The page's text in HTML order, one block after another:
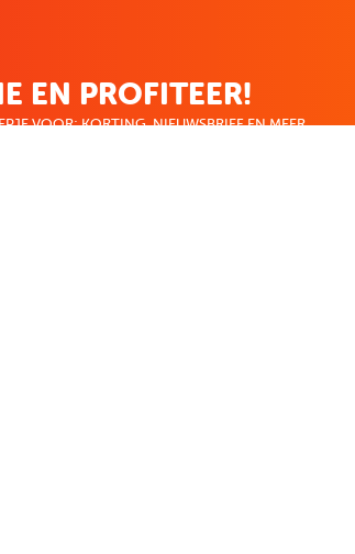
EN PROFITEER!
VOOR; KORTING, NIEUWSBRIEF EN MEER..